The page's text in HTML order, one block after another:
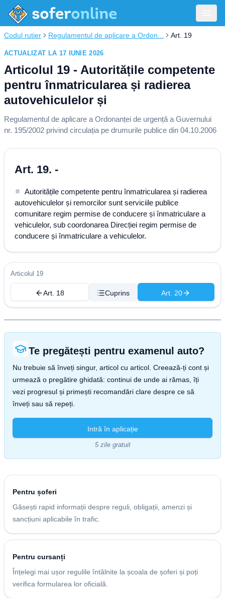
Codul rutier Regulamentul de aplicare a Ordon... Art. 19
ACTUALIZAT LA 17 IUNIE 2026
Articolul 19 - Autoritățile competente
pentru înmatricularea și radierea
autovehiculelor și
Regulamentul de aplicare a Ordonanței de urgență a Guvernului
nr. 195/2002 privind circulația pe drumurile publice din 04.10.2006
Art. 19. -
Autoritățile competente pentru înmatricularea și radierea
autovehiculelor și remorcilor sunt serviciile publice
comunitare regim permise de conducere și înmatriculare a
vehiculelor, sub coordonarea Direcției regim permise de
conducere și înmatriculare a vehiculelor.
Articolul 19
Art. 18 Cuprins Art. 20
Te pregătești pentru examenul auto?
Nu trebuie să înveți singur, articol cu articol. Creează-ți cont și
urmează o pregătire ghidată: continui de unde ai rămas, îți
vezi progresul și primești recomandări clare despre ce să
înveți sau să repeți.
Intră în aplicație
5 zile gratuit
Pentru șoferi
Găsești rapid informații despre reguli, obligații, amenzi și
sancțiuni aplicabile în trafic.
Pentru cursanți
Înțelegi mai ușor regulile întâlnite la școala de șoferi și poți
verifica formularea lor oficială.